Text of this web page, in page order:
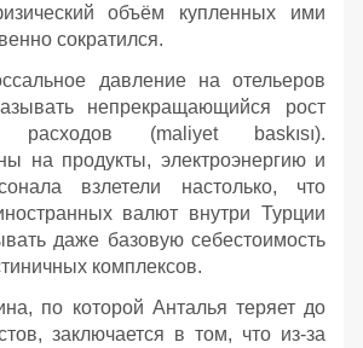
объём купленных ими
сократился.
давление на отельеров
непрекращающийся рост
расходов (maliyet baskısı).
на продукты, электроэнергию и
взлетели настолько, что
валют внутри Турции
даже базовую себестоимость
комплексов.
по которой Анталья теряет до
заключается в том, что из-за